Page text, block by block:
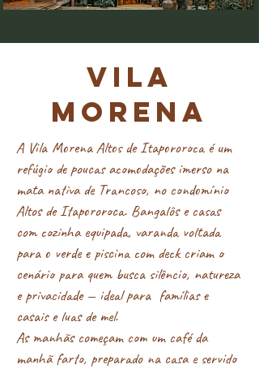
VILA
MORENA
A Vila Morena Altos de Itapororoca é um
refúgio de poucas acomodações imerso na
mata nativa de Trancoso, no condomínio
Altos de Itapororoca. Bangalôs e casas
com cozinha equipada, varanda voltada
para o verde e piscina com deck criam o
cenário para quem busca silêncio, natureza
e privacidade — ideal para famílias e
casais e luas de mel.
As manhãs começam com um café da
manhã farto, preparado na casa e servido